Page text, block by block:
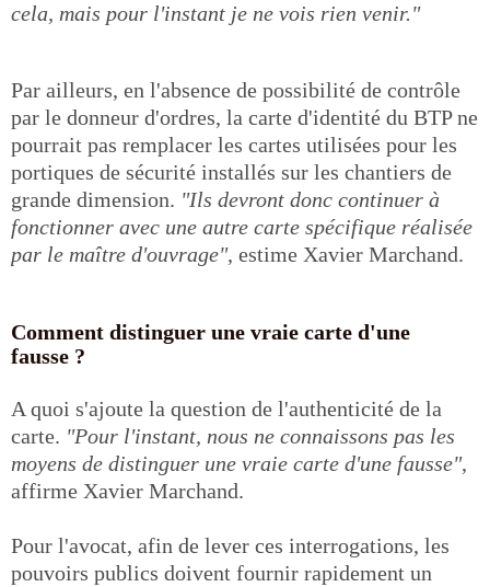
cela, mais pour l'instant je ne vois rien venir."
Par ailleurs, en l'absence de possibilité de contrôle
par le donneur d'ordres, la carte d'identité du BTP ne
pourrait pas remplacer les cartes utilisées pour les
portiques de sécurité installés sur les chantiers de
grande dimension. "Ils devront donc continuer à
fonctionner avec une autre carte spécifique réalisée
par le maître d'ouvrage", estime Xavier Marchand.
Comment distinguer une vraie carte d'une
fausse ?
A quoi s'ajoute la question de l'authenticité de la
carte. "Pour l'instant, nous ne connaissons pas les
moyens de distinguer une vraie carte d'une fausse",
affirme Xavier Marchand.
Pour l'avocat, afin de lever ces interrogations, les
pouvoirs publics doivent fournir rapidement un